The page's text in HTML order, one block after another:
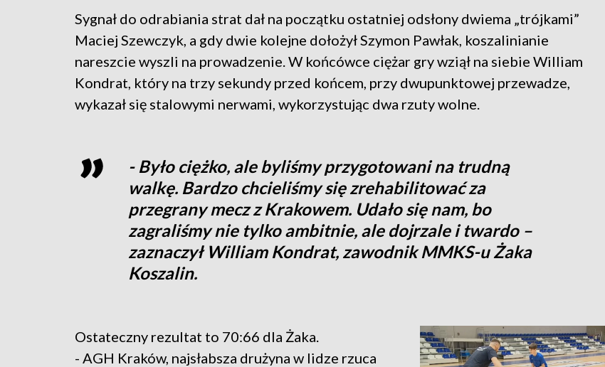
Sygnał do odrabiania strat dał na początku ostatniej odsłony dwiema „trójkami”
Maciej Szewczyk, a gdy dwie kolejne dołożył Szymon Pawłak, koszalinianie
nareszcie wyszli na prowadzenie. W końcówce ciężar gry wziął na siebie William
Kondrat, który na trzy sekundy przed końcem, przy dwupunktowej przewadze,
wykazał się stalowymi nerwami, wykorzystując dwa rzuty wolne.
- Było ciężko, ale byliśmy przygotowani na trudną
walkę. Bardzo chcieliśmy się zrehabilitować za
przegrany mecz z Krakowem. Udało się nam, bo
zagraliśmy nie tylko ambitnie, ale dojrzale i twardo –
zaznaczył William Kondrat, zawodnik MMKS-u Żaka
Koszalin.
Ostateczny rezultat to 70:66 dla Żaka.
- AGH Kraków, najsłabsza drużyna w lidze rzuca